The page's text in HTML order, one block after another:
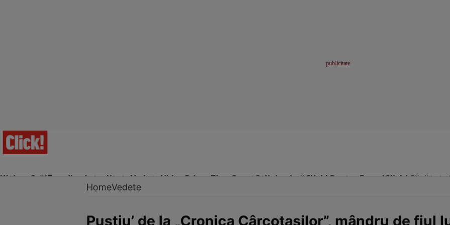
Ultima Oră!Trending Actualitate Vedete Video Prime Time SportStil de viațăClick! Pentru FemeiClick! Sănătate
HomeVedete
Puştiu’ de la „Cronica Cârcotaşilor”, mândru de fiul